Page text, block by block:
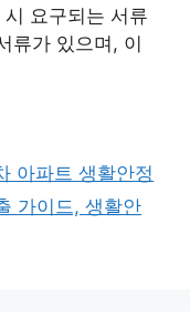
요구되는 서류
류가 있으며, 이
아파트 생활안정
가이드, 생활안